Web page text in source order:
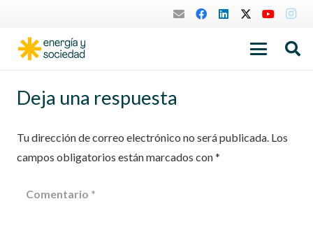
Deja una respuesta
Tu dirección de correo electrónico no será publicada. Los
campos obligatorios están marcados con*